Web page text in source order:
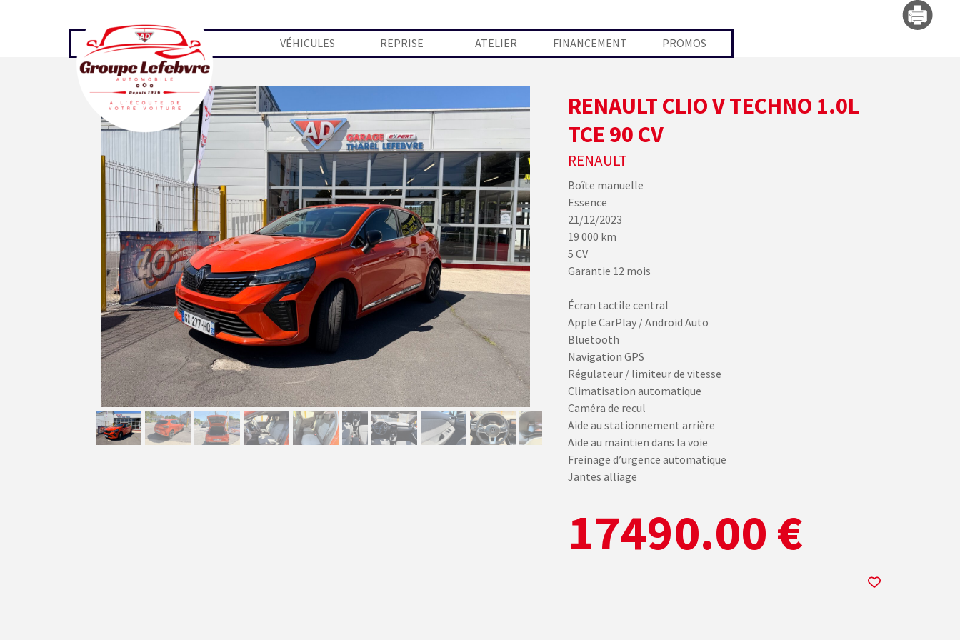
Sauter le menu
VÉHICULES REPRISE ATELIER FINANCEMENT PROMOS
RENAULT CLIO V TECHNO 1.0L
TCE 90 CV
RENAULT
Boîte manuelle
Essence
21/12/2023
19 000 km
5 CV
Garantie 12 mois
Écran tactile central
Apple CarPlay / Android Auto
Bluetooth
Navigation GPS
Régulateur / limiteur de vitesse
Climatisation automatique
Caméra de recul
Aide au stationnement arrière
Aide au maintien dans la voie
Freinage d’urgence automatique
Jantes alliage
17490.00 €